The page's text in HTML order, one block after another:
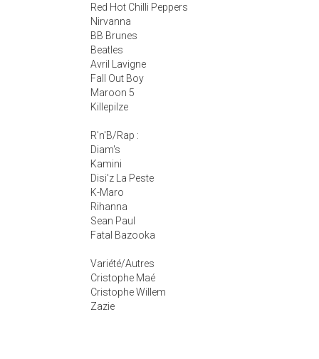
Red Hot Chilli Peppers
Nirvanna
BB Brunes
Beatles
Avril Lavigne
Fall Out Boy
Maroon 5
Killepilze
R'n'B/Rap :
Diam's
Kamini
Disi'z La Peste
K-Maro
Rihanna
Sean Paul
Fatal Bazooka
Variété/Autres
Cristophe Maé
Cristophe Willem
Zazie